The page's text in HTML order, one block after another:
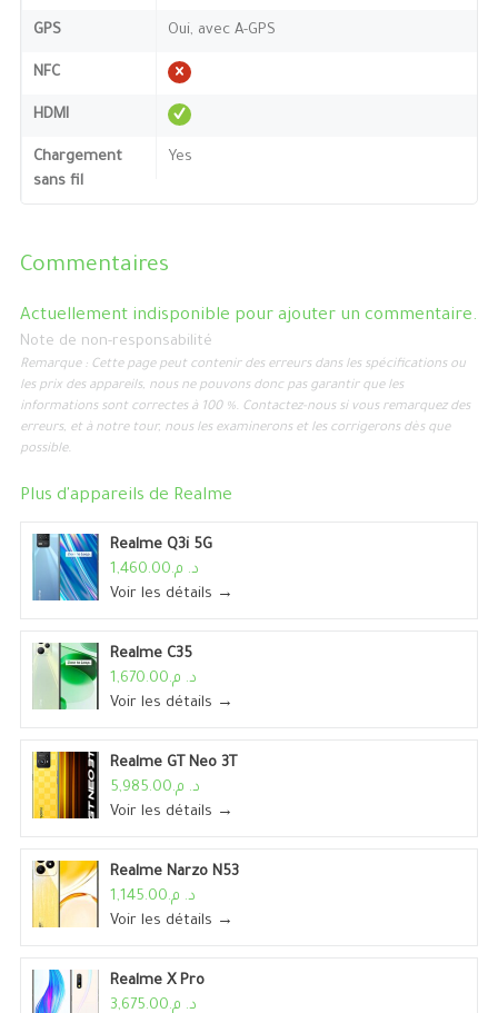
GPS Oui, avec A-GPS
NFC
HDMI
Chargement
sans fil
Yes
Commentaires
Actuellement indisponible pour ajouter un commentaire.
Note de non-responsabilité
Remarque : Cette page peut contenir des erreurs dans les spécifications ou
les prix des appareils, nous ne pouvons donc pas garantir que les
informations sont correctes à 100 %. Contactez-nous si vous remarquez des
erreurs, et à notre tour, nous les examinerons et les corrigerons dès que
possible.
Plus d'appareils de Realme
Realme Q3i 5G
د. م.1,460.00
Voir les détails →
Realme C35
د. م.1,670.00
Voir les détails →
Realme GT Neo 3T
د. م.5,985.00
Voir les détails →
Realme Narzo N53
د. م.1,145.00
Voir les détails →
Realme X Pro
د. م.3,675.00